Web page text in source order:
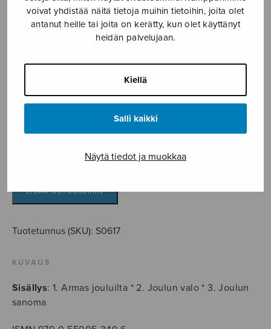
voivat yhdistää näitä tietoja muihin tietoihin, joita olet
antanut heille tai joita on kerätty, kun olet käyttänyt
heidän palvelujaan.
Kiellä
Salli kaikki
Näytä tiedot ja muokkaa
Armas jouluilta –
joululaulua, ttbb
Leinonen Aatu
5,35€
-
kolme
LISÄÄ OSTOSKORIIN
Tuotetunnus (SKU): S0617
KUVAUS
Sisällys: 1. Armas jouluilta * 2. Joulun valo * 3. Joulun
sanoma